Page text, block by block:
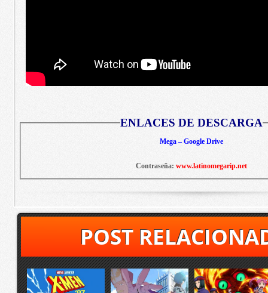
ENLACES DE DESCARGA
Mega – Google Drive
Contraseña: www.latinomegarip.net
POST